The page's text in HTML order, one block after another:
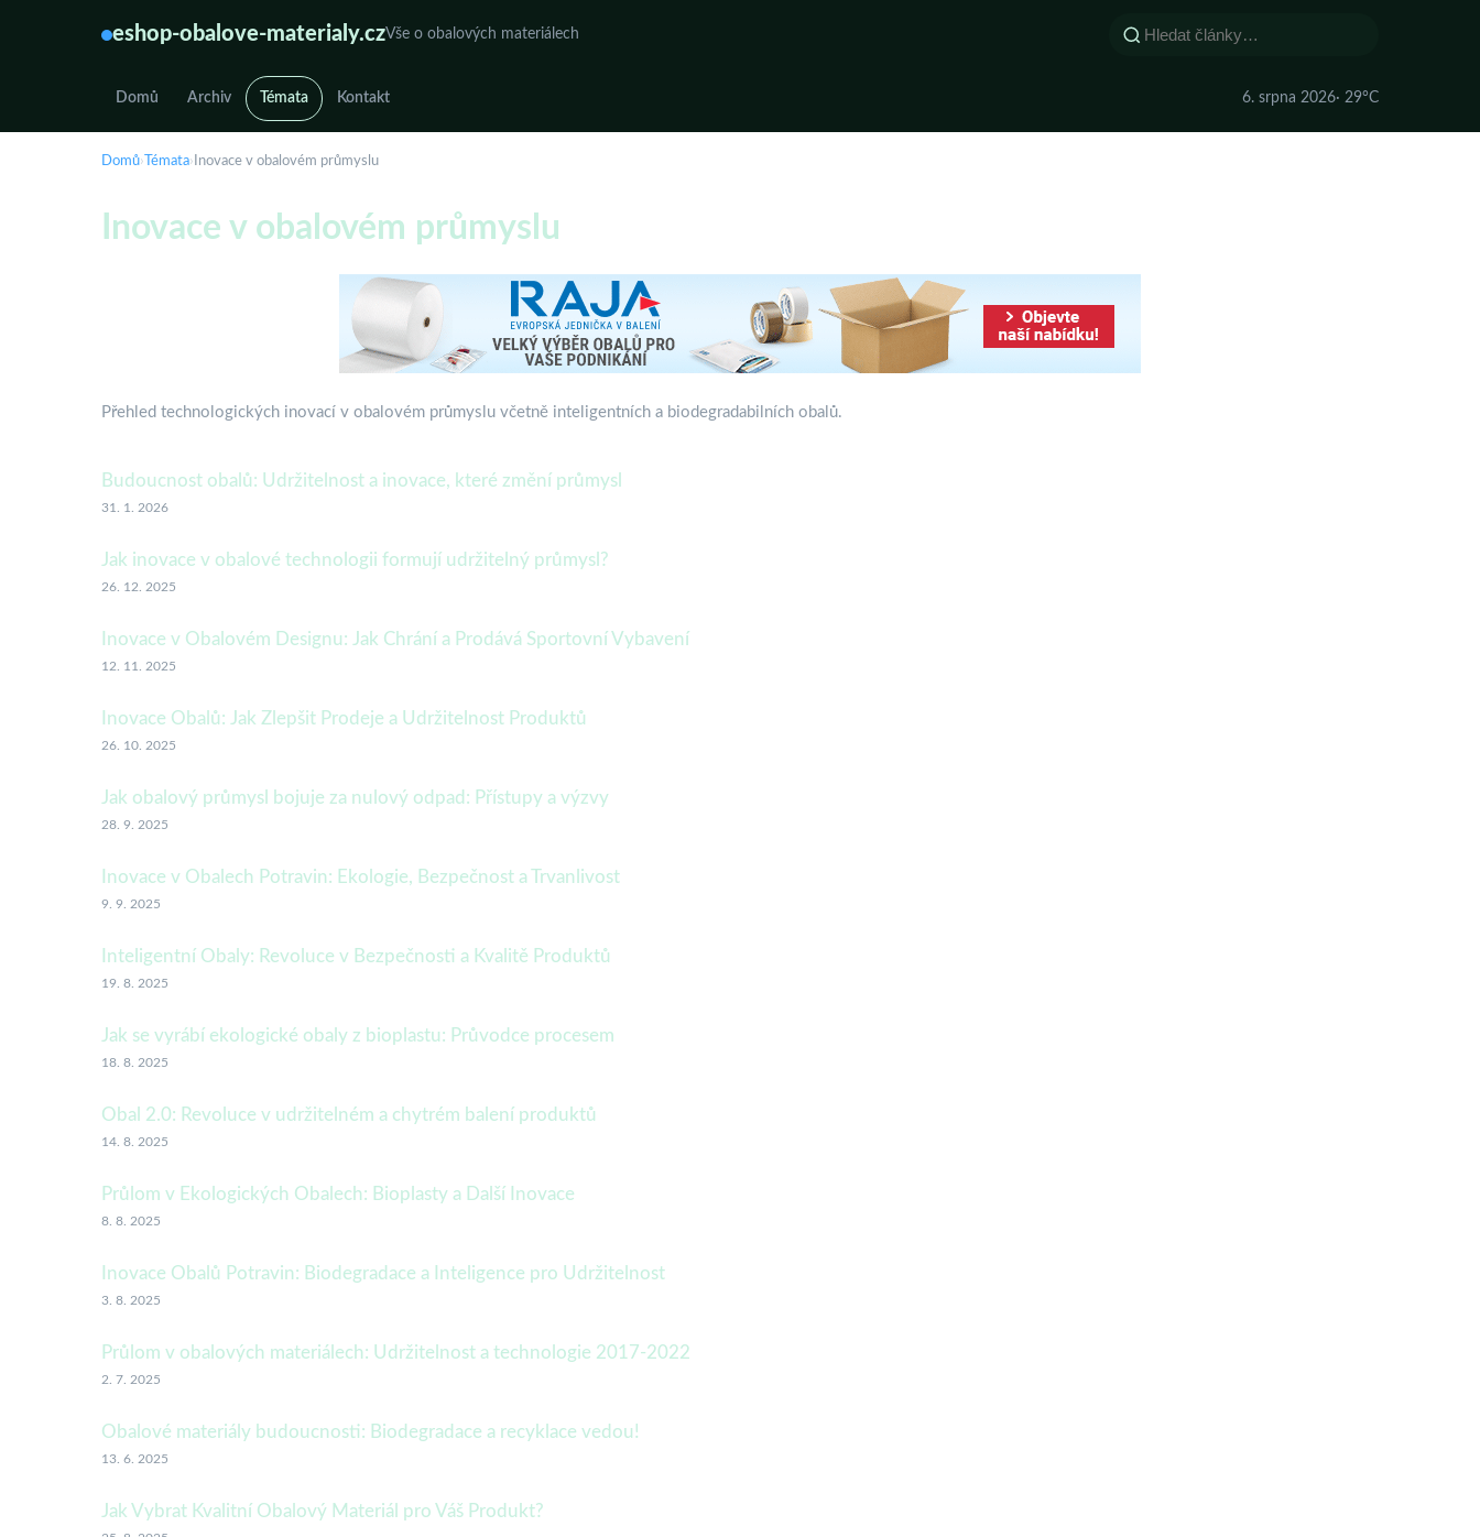
eshop-obalove-materialy.czVše o obalových materiálech
Domů Archiv Témata Kontakt 6. srpna 2026· 29°C
Domů› Témata› Inovace v obalovém průmyslu
Inovace v obalovém průmyslu
Přehled technologických inovací v obalovém průmyslu včetně inteligentních a biodegradabilních obalů.
Budoucnost obalů: Udržitelnost a inovace, které změní průmysl
31. 1. 2026
Jak inovace v obalové technologii formují udržitelný průmysl?
26. 12. 2025
Inovace v Obalovém Designu: Jak Chrání a Prodává Sportovní Vybavení
12. 11. 2025
Inovace Obalů: Jak Zlepšit Prodeje a Udržitelnost Produktů
26. 10. 2025
Jak obalový průmysl bojuje za nulový odpad: Přístupy a výzvy
28. 9. 2025
Inovace v Obalech Potravin: Ekologie, Bezpečnost a Trvanlivost
9. 9. 2025
Inteligentní Obaly: Revoluce v Bezpečnosti a Kvalitě Produktů
19. 8. 2025
Jak se vyrábí ekologické obaly z bioplastu: Průvodce procesem
18. 8. 2025
Obal 2.0: Revoluce v udržitelném a chytrém balení produktů
14. 8. 2025
Průlom v Ekologických Obalech: Bioplasty a Další Inovace
8. 8. 2025
Inovace Obalů Potravin: Biodegradace a Inteligence pro Udržitelnost
3. 8. 2025
Průlom v obalových materiálech: Udržitelnost a technologie 2017-2022
2. 7. 2025
Obalové materiály budoucnosti: Biodegradace a recyklace vedou!
13. 6. 2025
Jak Vybrat Kvalitní Obalový Materiál pro Váš Produkt?